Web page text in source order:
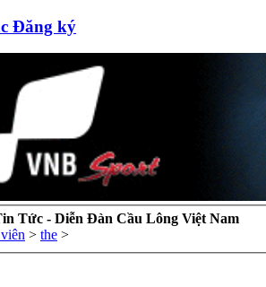
Đăng ký
Tức - Diễn Đàn Cầu Lông Việt Nam
> the >